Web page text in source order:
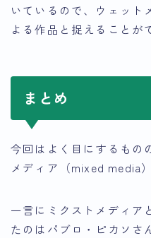
いているので、ウェット
よる作品と捉えることが
まとめ
今回はよく目にするもの
メディア（mixed media
一言にミクストメディア
たのはパブロ・ピカソさ